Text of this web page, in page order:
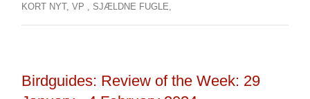
KORT NYT, VP , SJÆLDNE FUGLE,
Birdguides: Review of the Week: 29